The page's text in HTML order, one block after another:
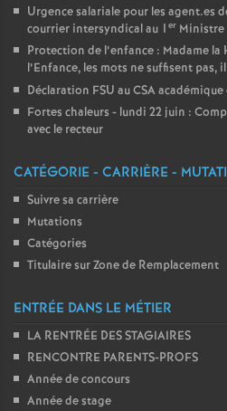
Urgence salariale pour les agent.es
courrier intersyndical au 1 er Ministre
Protection de l’enfance : Madame la
l’Enfance, les mots ne suffisent pas,
Déclaration FSU au CSA
Fortes chaleurs - lundi 22 juin :
avec le recteur
CATÉGORIE - CARRIÈRE -
Suivre sa carrière
Mutations
Catégories
Titulaire sur Zone de Remplacement
ENTRÉE DANS LE MÉTIER
LA RENTRÉE DES STAGIAIRES
RENCONTRE PARENTS-PROFS
Année de concours
Année de stage